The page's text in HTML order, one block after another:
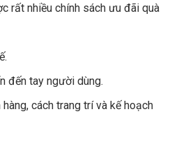
rất nhiều chính sách ưu đãi quà
đến tay người dùng.
cách trang trí và kế hoạch